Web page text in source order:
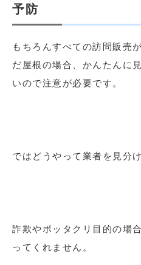
予防
もちろんすべての訪問販売
だ屋根の場合、かんたんに
いので注意が必要です。
ではどうやって業者を見分
詐欺やボッタクリ目的の場
ってくれません。